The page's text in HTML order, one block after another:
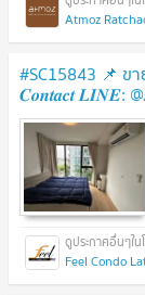
Atmoz
#SC15843 📌 ข
𝑪𝒐𝒏𝒕𝒂𝒄𝒕 𝑳𝑰𝑵𝑬:
Feel Condo